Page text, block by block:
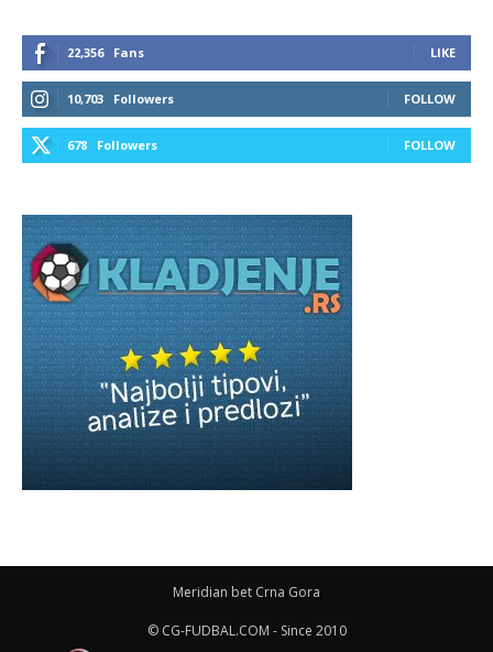
22,356 Fans LIKE
10,703 Followers FOLLOW
678 Followers FOLLOW
Meridian bet Crna Gora
© CG-FUDBAL.COM - Since 2010